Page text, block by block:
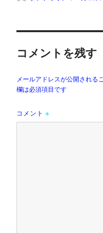
コメントを残す
メールアドレスが公開される
欄は必須項目です
コメント※